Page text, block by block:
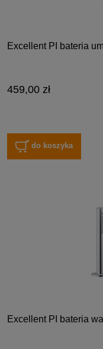
Excellent PI bateria
459,00 zł
do koszyka
Excellent PI bateria